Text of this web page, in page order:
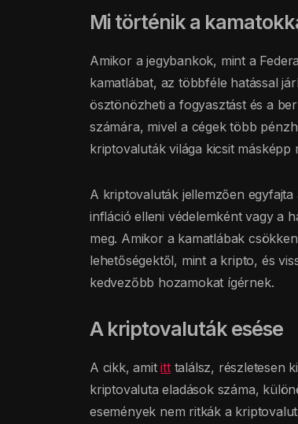
Mi történik a
Amikor a jegybankok, mint a
kamatlábat, az többféle hatással
ösztönözheti a fogyasztást és a
számára, mivel a cégek több
kriptovaluták világa kicsit másképp
A kriptovaluták jellemzően
infláció elleni védelemként vagy a
meg. Amikor a kamatlábak
lehetőségektől, mint a kripto, és
kedvezőbb hozamokat ígérnek.
A kriptovaluták esése
A cikk, amititttalálsz, részletesen
kriptovaluta eladások száma,
események nem ritkák a